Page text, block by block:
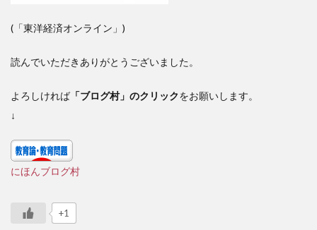
(「東洋経済オンライン」)
読んでいただきありがとうございました。
よろしければ 「ブログ村」のクリックをお願いします。
↓
にほんブログ村
+1